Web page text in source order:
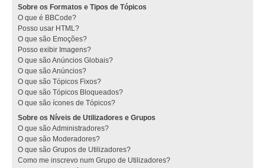
Sobre os Formatos e Tipos de Tópicos
O que é BBCode?
Posso usar HTML?
O que são Emoções?
Posso exibir Imagens?
O que são Anúncios Globais?
O que são Anúncios?
O que são Tópicos Fixos?
O que são Tópicos Bloqueados?
O que são ícones de Tópicos?
Sobre os Níveis de Utilizadores e Grupos
O que são Administradores?
O que são Moderadores?
O que são Grupos de Utilizadores?
Como me inscrevo num Grupo de Utilizadores?